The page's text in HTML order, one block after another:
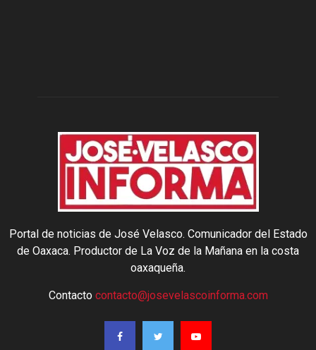
Portal de noticias de José Velasco. Comunicador del Estado
de Oaxaca. Productor de La Voz de la Mañana en la costa
oaxaqueña.
Contacto contacto@josevelascoinforma.com